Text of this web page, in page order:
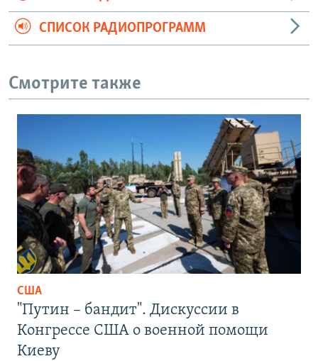
СПИСОК РАДИОПРОГРАММ
Смотрите также
США
"Путин – бандит". Дискуссии в
Конгрессе США о военной помощи
Киеву